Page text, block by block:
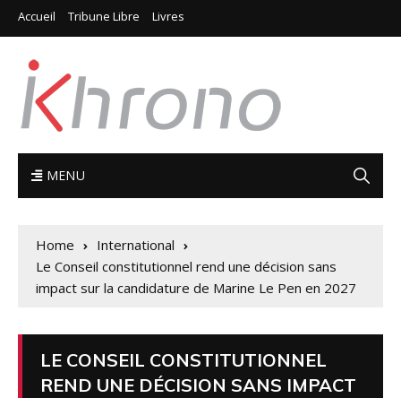
Accueil Tribune Libre Livres
MENU
Home
International
Le Conseil constitutionnel rend une décision sans
impact sur la candidature de Marine Le Pen en 2027
LE CONSEIL CONSTITUTIONNEL
REND UNE DÉCISION SANS IMPACT